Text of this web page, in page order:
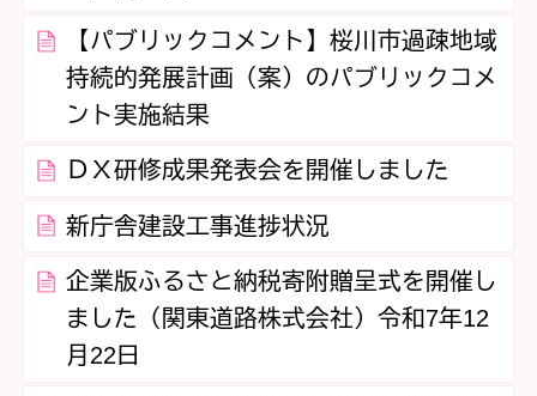
【パブリックコメント】桜川市過疎地域
持続的発展計画（案）のパブリックコメ
ント実施結果
ＤＸ研修成果発表会を開催しました
新庁舎建設工事進捗状況
企業版ふるさと納税寄附贈呈式を開催し
ました（関東道路株式会社）令和7年12
月22日